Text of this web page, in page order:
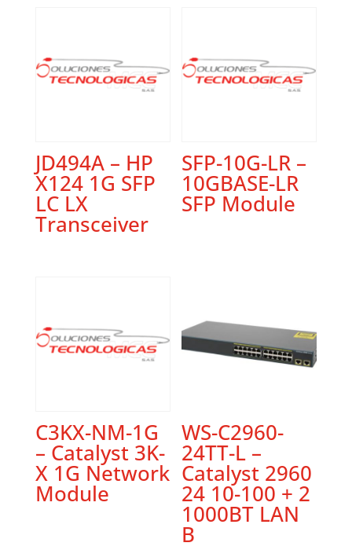
JD494A – HP
X124 1G SFP
LC LX
Transceiver
SFP-10G-LR –
10GBASE-LR
SFP Module
C3KX-NM-1G
– Catalyst 3K-
X 1G Network
Module
WS-C2960-
24TT-L –
Catalyst 2960
24 10-100 + 2
1000BT LAN
B